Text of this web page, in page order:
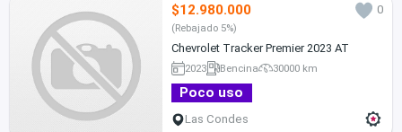
$12.980.000 0
(Rebajado 5%)
Chevrolet Tracker Premier 2023 AT
2023 Bencina 30000 km
Poco uso
Las Condes